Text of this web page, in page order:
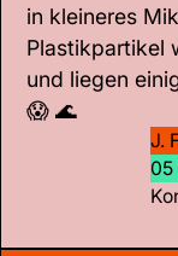
in kleineres
Plastikpartikel
und liegen
😱 🌊
J.
05